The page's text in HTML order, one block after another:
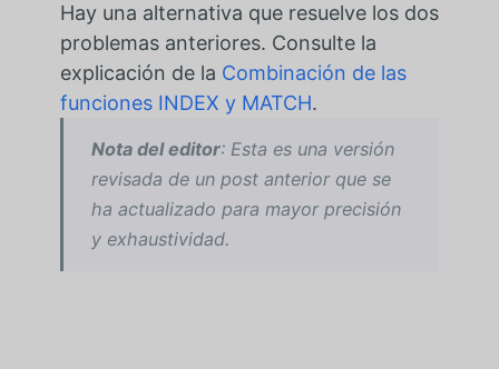
Hay una alternativa que resuelve los dos
problemas anteriores. Consulte la
explicación de la Combinación de las
funciones INDEX y MATCH.
Nota del editor: Esta es una versión
revisada de un post anterior que se
ha actualizado para mayor precisión
y exhaustividad.